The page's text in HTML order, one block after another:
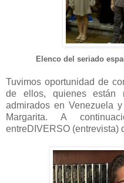
Elenco del seriado
Tuvimos oportunidad de
de ellos, quienes
admirados en Venezuela
Margarita. A
entreDIVERSO (entrevista)